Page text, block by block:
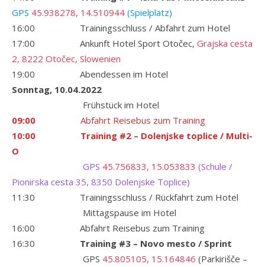
GPS 45.938278, 14.510944 (Spielplatz)
16:00 Trainingsschluss / Abfahrt zum Hotel
17:00 Ankunft Hotel Sport Otočec, Grajska cesta
2, 8222 Otočec, Slowenien
19:00 Abendessen im Hotel
Sonntag, 10.04.2022
Frühstück im Hotel
09:00 Abfahrt Reisebus zum Training
10:00
Training #2 – Dolenjske toplice / Multi-
O
GPS 45.756833, 15.053833 (Schule /
Pionirska cesta 35, 8350 Dolenjske Toplice)
11:30 Trainingsschluss / Rückfahrt zum Hotel
Mittagspause im Hotel
16:00 Abfahrt Reisebus zum Training
16:30 Training #3 – Novo mesto / Sprint
GPS 45.805105, 15.164846 (Parkirišče –